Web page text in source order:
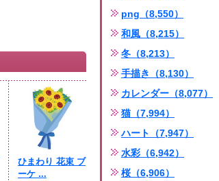
ひまわり 花束 ブ
ーケ ...
png（8,550）
和風（8,215）
冬（8,213）
手描き（8,130）
カレンダー（8,077）
猫（7,994）
ハート（7,947）
水彩（6,942）
桜（6,906）